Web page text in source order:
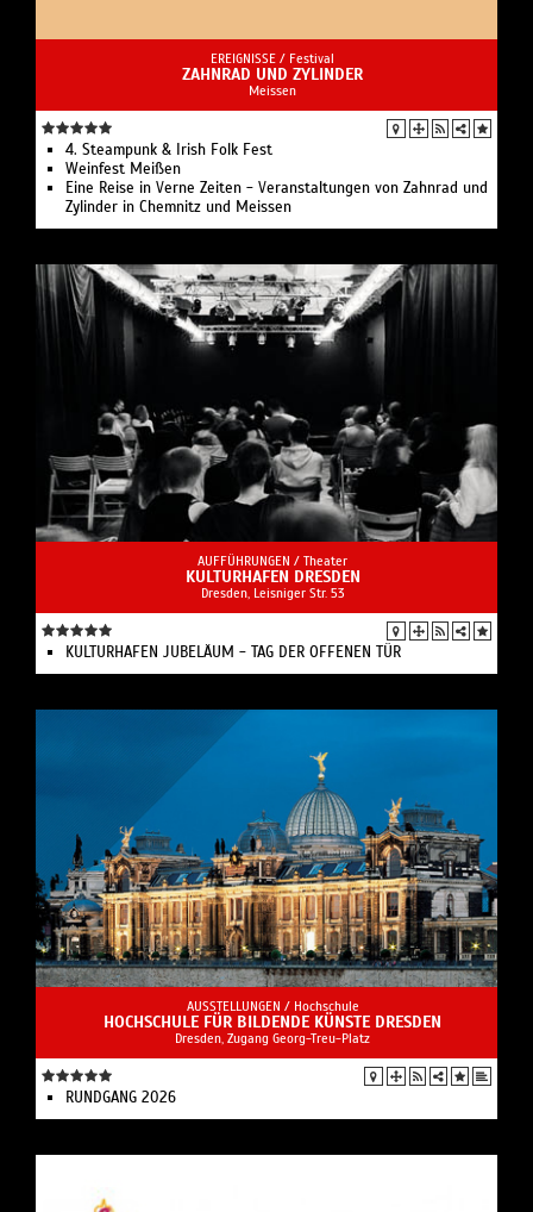
EREIGNISSE / Festival
ZAHNRAD UND ZYLINDER
Meissen
4. Steampunk & Irish Folk Fest
Weinfest Meißen
Eine Reise in Verne Zeiten - Veranstaltungen von Zahnrad und
Zylinder in Chemnitz und Meissen
AUFFÜHRUNGEN / Theater
KULTURHAFEN DRESDEN
Dresden, Leisniger Str. 53
KULTURHAFEN JUBELÄUM - TAG DER OFFENEN TÜR
AUSSTELLUNGEN / Hochschule
HOCHSCHULE FÜR BILDENDE KÜNSTE DRESDEN
Dresden, Zugang Georg-Treu-Platz
RUNDGANG 2026